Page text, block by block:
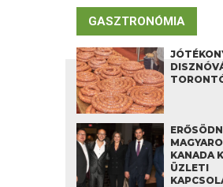
GASZTRONÓMIA
KANADA
ÜZLETI